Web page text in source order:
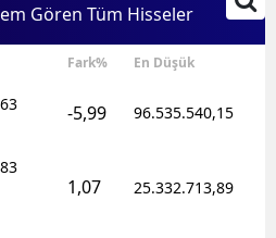
Gören Tüm Hisseler
Fark% En Düşük
-5,99 96.535.540,15
1,07 25.332.713,89